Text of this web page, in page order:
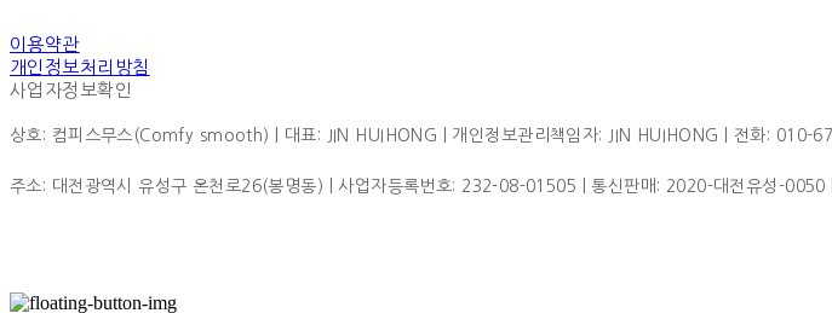
이용약관
개인정보처리방침
사업자정보확인
상호: 컴피스무스(Comfy smooth) | 대표: JIN HUIHONG | 개인정보관리책임자: JIN HUIHONG | 전화:
주소: 대전광역시 유성구 온천로26(봉명동) | 사업자등록번호: 232-08-01505 | 통신판매: 2020-대전유성-0050